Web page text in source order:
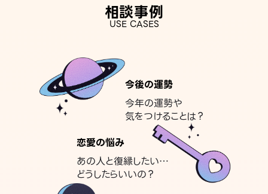
相談事例
USE CASES
今後の運勢
今年の運勢や
気をつけることは？
恋愛の悩み
あの人と復縁したい…
どうしたらいいの？